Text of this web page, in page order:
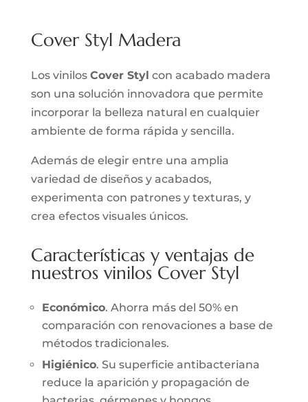
Cover Styl Madera
Los vinilos Cover Styl con acabado madera
son una solución innovadora que permite
incorporar la belleza natural en cualquier
ambiente de forma rápida y sencilla.
Además de elegir entre una amplia
variedad de diseños y acabados,
experimenta con patrones y texturas, y
crea efectos visuales únicos.
Características y ventajas de
nuestros vinilos Cover Styl
Económico. Ahorra más del 50% en
comparación con renovaciones a base de
métodos tradicionales.
Higiénico. Su superficie antibacteriana
reduce la aparición y propagación de